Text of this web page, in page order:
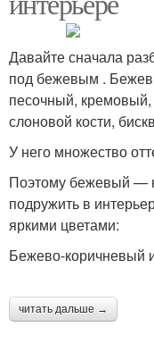
Давайте сначала
под бежевым .
песочный, кремовый,
слоновой кости,
У него множество
Поэтому бежевый —
подружить в
яркими цветами:
Бежево-коричневый
читать дальше →